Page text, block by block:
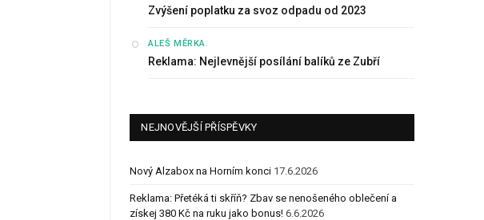
Zvýšení poplatku za svoz odpadu od 2023
ALEŠ MĚRKA:
Reklama: Nejlevnější posílání balíků ze Zubří
NEJNOVĚJŠÍ PŘÍSPĚVKY
Nový Alzabox na Horním konci 17.6.2026
Reklama: Přetéká ti skříň? Zbav se nenošeného oblečení a
získej 380 Kč na ruku jako bonus! 6.6.2026